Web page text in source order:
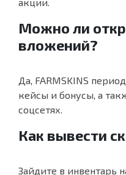
Можно ли
вложений?
Да, FARMSKINS
кейсы и бонусы, а
соцсетях.
Как вывести
Зайдите в инвентарь